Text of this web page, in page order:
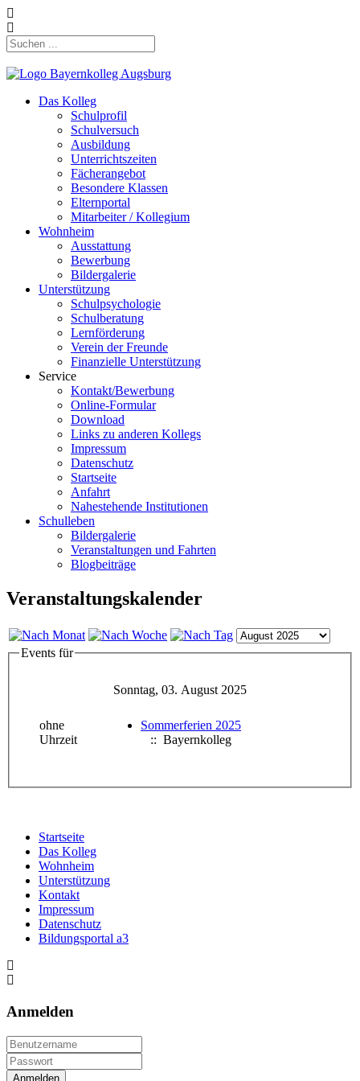
Das Kolleg
Schulprofil
Schulversuch
Ausbildung
Unterrichtszeiten
Fächerangebot
Besondere Klassen
Elternportal
Mitarbeiter / Kollegium
Wohnheim
Ausstattung
Bewerbung
Bildergalerie
Unterstützung
Schulpsychologie
Schulberatung
Lernförderung
Verein der Freunde
Finanzielle Unterstützung
Service
Kontakt/Bewerbung
Online-Formular
Download
Links zu anderen Kollegs
Impressum
Datenschutz
Startseite
Anfahrt
Nahestehende Institutionen
Schulleben
Bildergalerie
Veranstaltungen und Fahrten
Blogbeiträge
Veranstaltungskalender
Events für
Sonntag, 03. August 2025
ohne
Uhrzeit
Sommerferien 2025
:: Bayernkolleg
Startseite
Das Kolleg
Wohnheim
Unterstützung
Kontakt
Impressum
Datenschutz
Bildungsportal a3
Anmelden
Anmelden